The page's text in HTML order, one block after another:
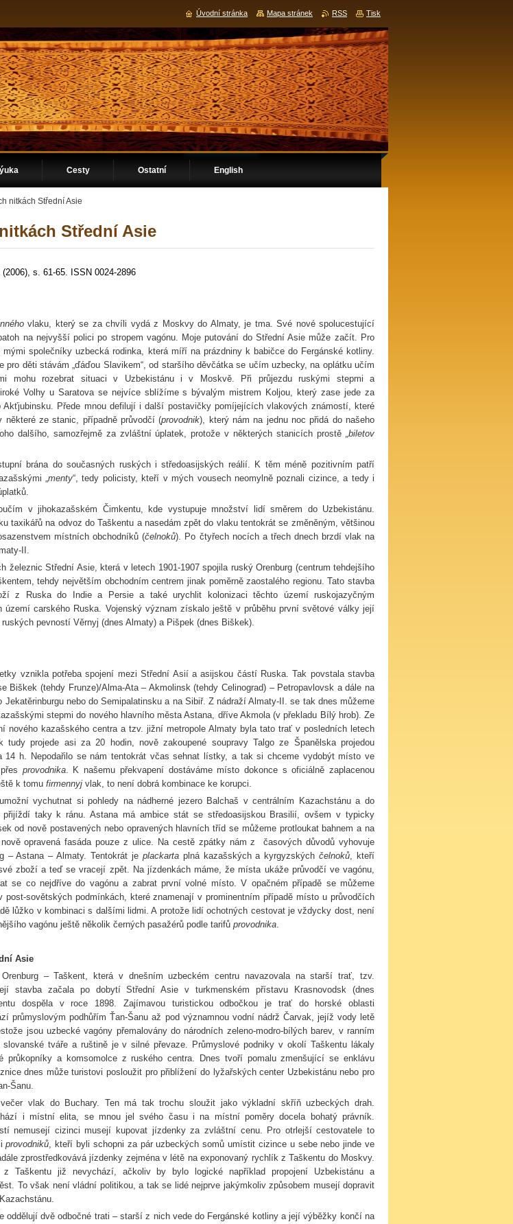
Cesty Ostatní English
nitkách Střední Asie
Střední Asie
s. 61-65. ISSN 0024-2896
vlaku, který se za chvíli vydá z Moskvy do Almaty, je tma. Své nové spolucestující
na nejvyšší polici po stropem vagónu. Moje putování do Střední Asie může začít. Pro
společníky uzbecká rodinka, která míří na prázdniny k babičce do Fergánské kotliny.
pro děti stávám „ďáďou Slavikem“, od staršího děvčátka se učím uzbecky, na oplátku učím
mohu rozebrat situaci v Uzbekistánu i v Moskvě. Při průjezdu ruskými stepmi a
Volhy u Saratova se nejvíce sblížíme s bývalým mistrem Koljou, který zase jede za
Akťjubinsku. Přede mnou defilují i další postavičky pomíjejících vlakových známostí, které
některé ze stanic, případně průvodčí (provodnik), který nám na jednu noc přidá do našeho
dalšího, samozřejmě za zvláštní úplatek, protože v některých stanicích prostě „biletov
brána do současných ruských i středoasijských reálií. K těm méně pozitivním patří
„menty“, tedy policisty, kteří v mých vousech neomylně poznali cizince, a tedy i
v jihokazašském Čimkentu, kde vystupuje množství lidí směrem do Uzbekistánu.
taxikářů na odvoz do Taškentu a nasedám zpět do vlaku tentokrát se změněným, většinou
místních obchodníků (čelnoků). Po čtyřech nocích a třech dnech brzdí vlak na
II.
železnic Střední Asie, která v letech 1901-1907 spojila ruský Orenburg (centrum tehdejšího
tehdy největším obchodním centrem jinak poměrně zaostalého regionu. Tato stavba
z Ruska do Indie a Persie a také urychlit kolonizaci těchto území ruskojazyčným
území carského Ruska. Vojenský význam získalo ještě v průběhu první světové války její
pevností Věrnyj (dnes Almaty) a Pišpek (dnes Biškek).
vznikla potřeba spojení mezi Střední Asií a asijskou částí Ruska. Tak povstala stavba
Biškek (tehdy Frunze)/Alma-Ata – Akmolinsk (tehdy Celinograd) – Petropavlovsk a dále na
Jekatěrinburgu nebo do Semipalatinsku a na Sibiř. Z nádraží Almaty-II. se tak dnes můžeme
stepmi do nového hlavního města Astana, dříve Akmola (v překladu Bílý hrob). Ze
nového kazašského centra a tzv. jižní metropole Almaty byla tato trať v posledních letech
tudy projede asi za 20 hodin, nově zakoupené soupravy Talgo ze Španělska projedou
14 h. Nepodařilo se nám tentokrát včas sehnat lístky, a tak si chceme vydobýt místo ve
provodnika. K našemu překvapení dostáváme místo dokonce s oficiálně zaplacenou
k tomu firmennyj vlak, to není dobrá kombinace ke korupci.
vychutnat si pohledy na nádherné jezero Balchaš v centrálním Kazachstánu a do
přijíždí taky k ránu. Astana má ambice stát se středoasijskou Brasilií, ovšem v typicky
od nově postavených nebo opravených hlavních tříd se můžeme protloukat bahnem a na
opravená fasáda pouze z ulice. Na cestě zpátky nám z časových důvodů vyhovuje
– Astana – Almaty. Tentokrát je plackartaplná kazašských a kyrgyzskýchčelnoků, kteří
zboží a teď se vracejí zpět. Na jízdenkách máme, že místa ukáže průvodčí ve vagónu,
se co nejdříve do vagónu a zabrat první volné místo. V opačném případě se můžeme
post-sovětských podmínkách, které znamenají v prominentním případě místo u průvodčích
lůžko v kombinaci s dalšími lidmi. A protože lidí ochotných cestovat je vždycky dost, není
vagónu ještě několik černých pasažérů podle tarifů provodnika.
Asie
– Taškent, která v dnešním uzbeckém centru navazovala na starší trať, tzv.
stavba začala po dobytí Střední Asie v turkmenském přístavu Krasnovodsk (dnes
dospěla v roce 1898. Zajímavou turistickou odbočkou je trať do horské oblasti
průmyslovým podhůřím Ťan-Šanu až pod významnou vodní nádrž Čarvak, jejíž vody letě
jsou uzbecké vagóny přemalovány do národních zeleno-modro-bílých barev, v ranním
slovanské tváře a ruštině je v silné převaze. Průmyslové podniky v okolí Taškentu lákaly
průkopníky a komsomolce z ruského centra. Dnes tvoří pomalu zmenšující se enklávu
dnes může turistovi posloužit pro přiblížení do lyžařských center Uzbekistánu nebo pro
Šanu.
vlak do Buchary. Ten má tak trochu sloužit jako výkladní skříň uzbeckých drah.
i místní elita, se mnou jel svého času i na místní poměry docela bohatý právník.
nemusejí cizinci musejí kupovat jízdenky za zvláštní cenu. Pro otrlejší cestovatele to
provodniků, kteří byli schopni za pár uzbeckých somů umístit cizince u sebe nebo jinde ve
zprostředkovává jízdenky zejména v létě na exponovaný rychlík z Taškentu do Moskvy.
z Taškentu již nevychází, ačkoliv by bylo logické například propojení Uzbekistánu a
To však není vládní politikou, a tak se lidé nejprve jakýmkoliv způsobem musejí dopravit
oddělují dvě odbočné trati – starší z nich vede do Fergánské kotliny a její výběžky končí na
Úvodní stránka Mapa stránek RSS Tisk